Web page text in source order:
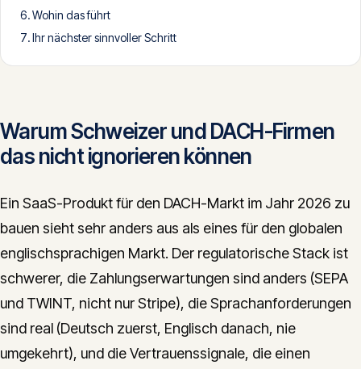
info@innopulse.io+41 79 508 28 06
Gotthardstrasse 30, 6300 Zug
Wohin das führt
Ihr nächster sinnvoller Schritt
Warum Schweizer und DACH-Firmen
das nicht ignorieren können
Ein SaaS-Produkt für den DACH-Markt im Jahr 2026 zu
bauen sieht sehr anders aus als eines für den globalen
englischsprachigen Markt. Der regulatorische Stack ist
schwerer, die Zahlungserwartungen sind anders (SEPA
und TWINT, nicht nur Stripe), die Sprachanforderungen
sind real (Deutsch zuerst, Englisch danach, nie
umgekehrt), und die Vertrauenssignale, die einen